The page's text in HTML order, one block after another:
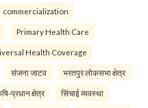
commercialization
Primary Health Care
Health Coverage
संजना जाटव भरतपुर लोकसभा क्षेत्र
प्रधान क्षेत्र सिंचाई व्यवस्था